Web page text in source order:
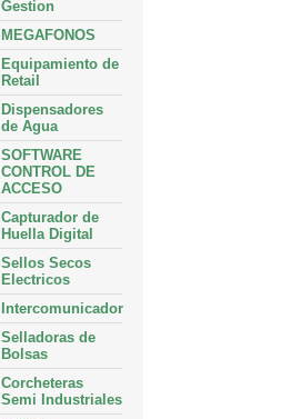
Gestion
MEGAFONOS
Equipamiento de
Retail
Dispensadores
de Agua
SOFTWARE
CONTROL DE
ACCESO
Capturador de
Huella Digital
Sellos Secos
Electricos
Intercomunicador
Selladoras de
Bolsas
Corcheteras
Semi Industriales